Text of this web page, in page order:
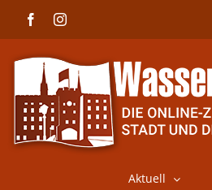
FacebookInstagram
Aktuell